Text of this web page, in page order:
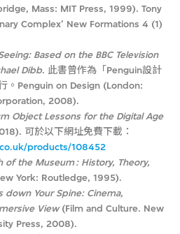
Mass: MIT Press, 1999). Tony
Complex’ New Formations 4 (1)
Based on the BBC Television
Dibb. 此書曾作為「Penguin設計
。Penguin on Design (London:
2008).
Object Lessons for the Digital Age
可於以下網址免費下載：
products/108452
of the Museum : History, Theory,
York: Routledge, 1995).
down Your Spine: Cinema,
View(Film and Culture. New
Press, 2008).